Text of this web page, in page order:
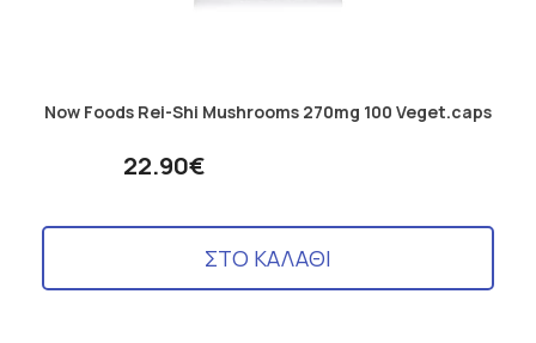
Now Foods Rei-Shi Mushrooms 270mg 100 Veget.caps
22.90€
ΣΤΟ ΚΑΛΑΘΙ